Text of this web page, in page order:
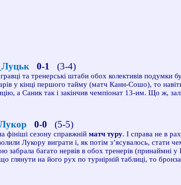
0-1 (3-4)
та тренерські штаби обох колективів подумки
у кінці першого тайму (матч Канн-Сошо), то
а Саник так і закінчив чемпіонат 13-им. Що ж,
0-0 (5-5)
фініші сезону справжній матч туру. І справа не в
Лукору виграти і, як потім з’ясувалось, стати
забрала багато нервів в обох тренерів (принаймні
глянути на його рух по турнірній таблиці, то